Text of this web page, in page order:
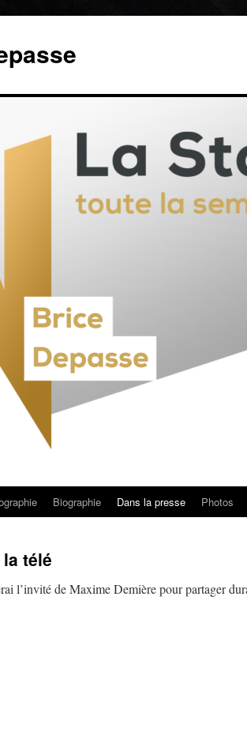
Biographie Dans la presse Photos
télé
l’invité de Maxime Demière pour partager